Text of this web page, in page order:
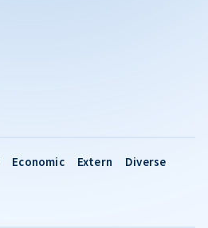
Economic Extern Diverse